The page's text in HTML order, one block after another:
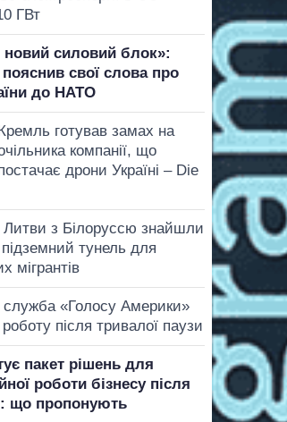
ГВт
новий силовий блок»:
свої слова про
до НАТО
готував замах на
компанії, що
дрони Україні – Die
Литви з Білоруссю знайшли
підземний тунель для
мігрантів
служба «Голосу Америки»
після тривалої паузи
пакет рішень для
роботи бізнесу після
що пропонують